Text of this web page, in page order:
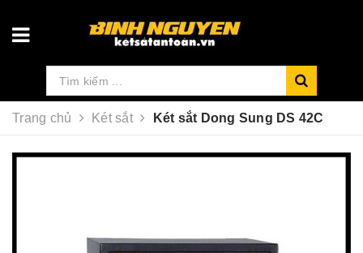
Trang chủ Két sắt Két sắt Dong Sung DS 42C